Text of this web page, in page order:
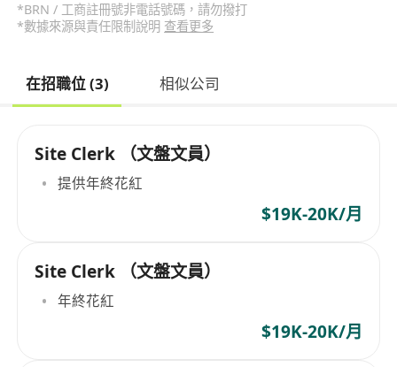
*BRN / 工商註冊號非電話號碼，請勿撥打
*數據來源與責任限制說明 查看更多
在招職位 (3) 相似公司
Site Clerk （文盤文員）
提供年終花紅
$19K-20K/月
Site Clerk （文盤文員）
年終花紅
$19K-20K/月